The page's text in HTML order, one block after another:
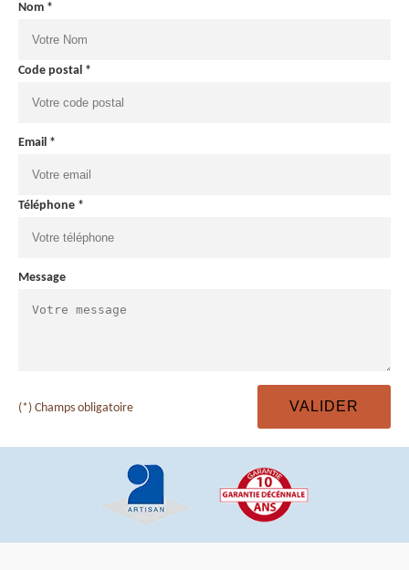
Nom *
Code postal *
Email *
Téléphone *
Message
(*) Champs obligatoire